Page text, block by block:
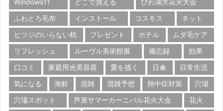
ふわとろ毛布
インストール コスモス
ネット
ヒツジのいらない枕
プレゼント ホテル
ムダ毛ケア
リフレッシュ
ルーヴル美術館展 備忘録
効果
口コミ
家庭用光美容器 愛を描く 日傘
日常生活
気になる
海鮮 混雑 混雑予想 熱中症対策
穴場
穴場スポット
芦屋サマーカーニバル花火大会
花火